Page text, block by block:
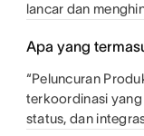
lancar dan
Apa yang
“Peluncuran
terkoordinasi
status, dan